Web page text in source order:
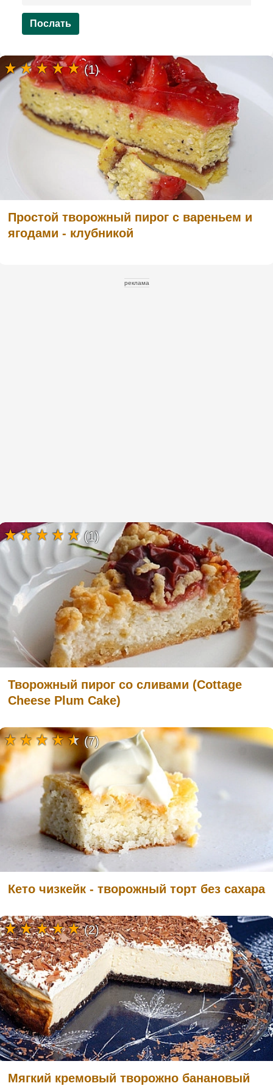
Послать
Простой творожный пирог с вареньем и
ягодами - клубникой
(1)
реклама
Творожный пирог со сливами (Cottage
Cheese Plum Cake)
(1)
Кето чизкейк - творожный торт без сахара
(7)
Мягкий кремовый творожно банановый
(2)